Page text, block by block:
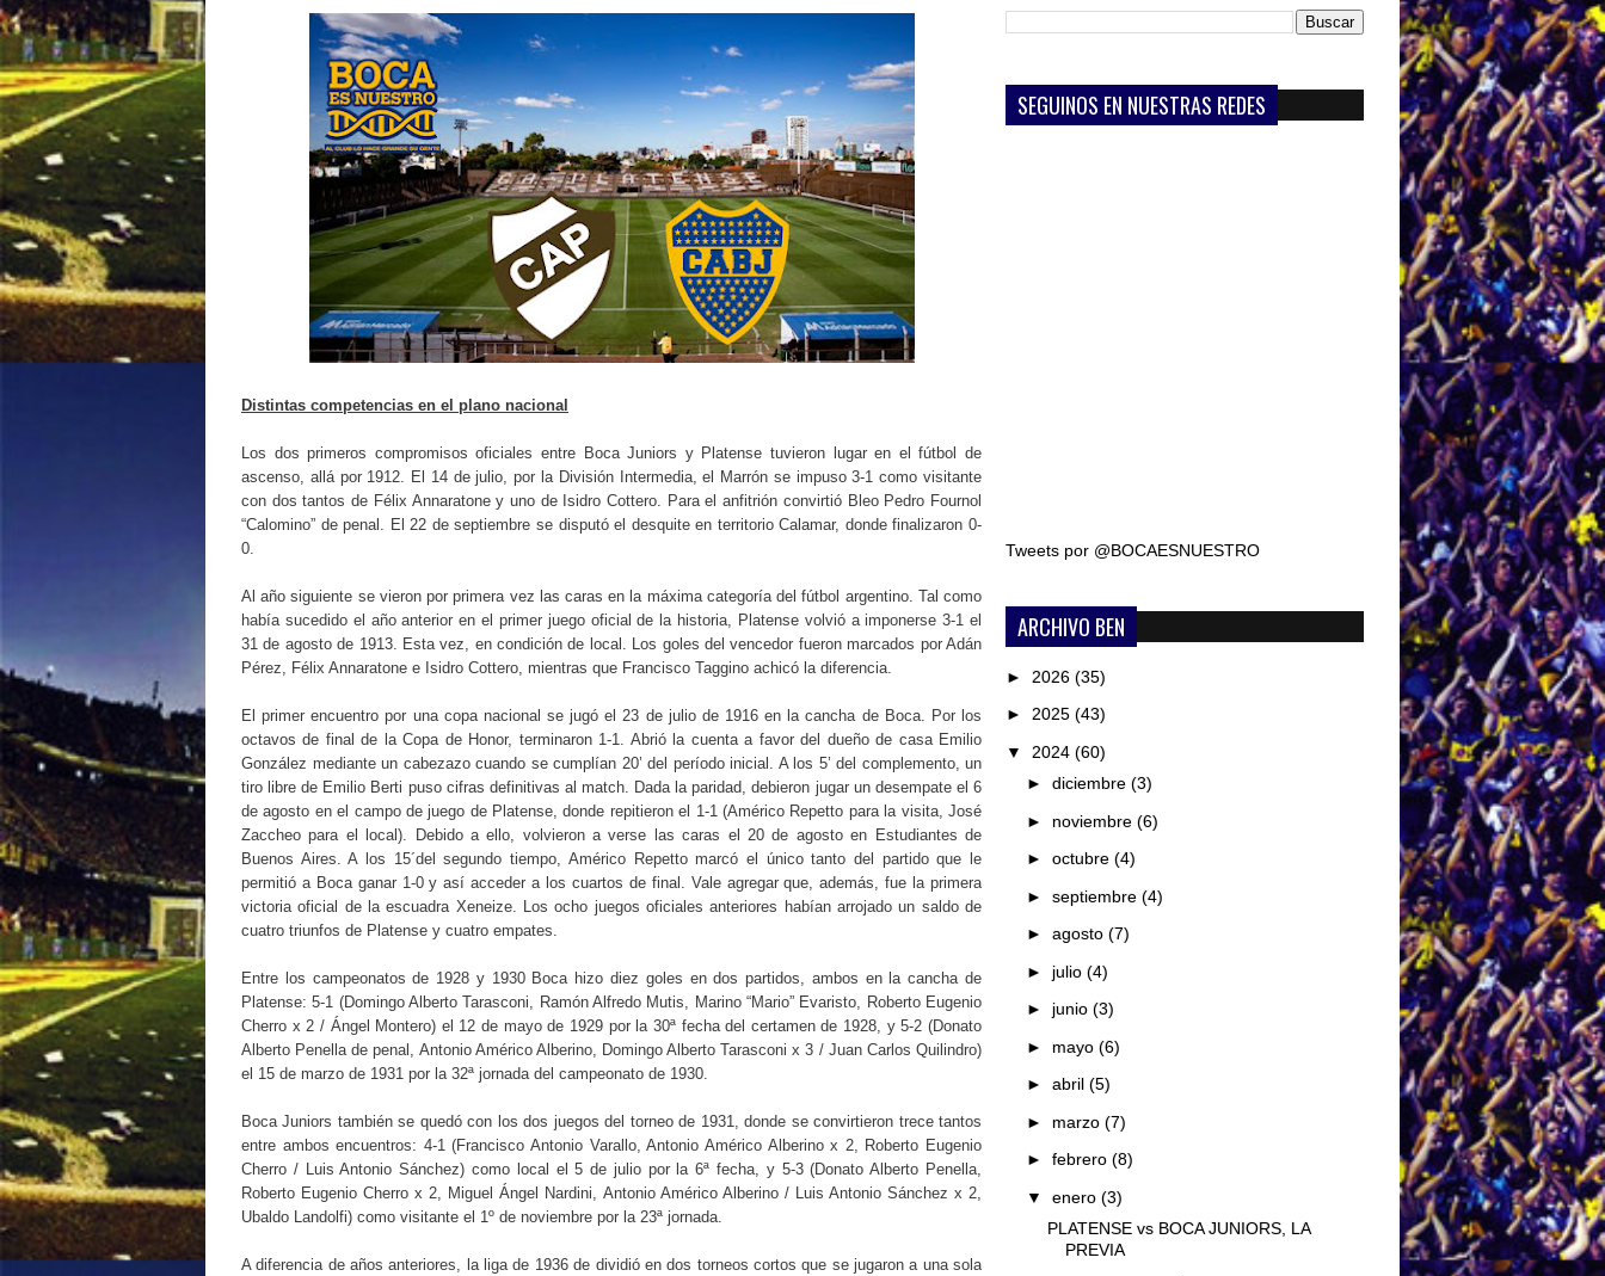
Distintas competencias en el plano nacional
Los dos primeros compromisos oficiales entre Boca Juniors y Platense tuvieron lugar en el fútbol de
ascenso, allá por 1912. El 14 de julio, por la División Intermedia, el Marrón se impuso 3-1 como visitante
con dos tantos de Félix Annaratone y uno de Isidro Cottero. Para el anfitrión convirtió Bleo Pedro Fournol
“Calomino” de penal. El 22 de septiembre se disputó el desquite en territorio Calamar, donde finalizaron 0-
0.
Al año siguiente se vieron por primera vez las caras en la máxima categoría del fútbol argentino. Tal como
había sucedido el año anterior en el primer juego oficial de la historia, Platense volvió a imponerse 3-1 el
31 de agosto de 1913. Esta vez, en condición de local. Los goles del vencedor fueron marcados por Adán
Pérez, Félix Annaratone e Isidro Cottero, mientras que Francisco Taggino achicó la diferencia.
El primer encuentro por una copa nacional se jugó el 23 de julio de 1916 en la cancha de Boca. Por los
octavos de final de la Copa de Honor, terminaron 1-1. Abrió la cuenta a favor del dueño de casa Emilio
González mediante un cabezazo cuando se cumplían 20’ del período inicial. A los 5’ del complemento, un
tiro libre de Emilio Berti puso cifras definitivas al match. Dada la paridad, debieron jugar un desempate el 6
de agosto en el campo de juego de Platense, donde repitieron el 1-1 (Américo Repetto para la visita, José
Zaccheo para el local). Debido a ello, volvieron a verse las caras el 20 de agosto en Estudiantes de
Buenos Aires. A los 15´del segundo tiempo, Américo Repetto marcó el único tanto del partido que le
permitió a Boca ganar 1-0 y así acceder a los cuartos de final. Vale agregar que, además, fue la primera
victoria oficial de la escuadra Xeneize. Los ocho juegos oficiales anteriores habían arrojado un saldo de
cuatro triunfos de Platense y cuatro empates.
Entre los campeonatos de 1928 y 1930 Boca hizo diez goles en dos partidos, ambos en la cancha de
Platense: 5-1 (Domingo Alberto Tarasconi, Ramón Alfredo Mutis, Marino “Mario” Evaristo, Roberto Eugenio
Cherro x 2 / Ángel Montero) el 12 de mayo de 1929 por la 30ª fecha del certamen de 1928, y 5-2 (Donato
Alberto Penella de penal, Antonio Américo Alberino, Domingo Alberto Tarasconi x 3 / Juan Carlos Quilindro)
el 15 de marzo de 1931 por la 32ª jornada del campeonato de 1930.
Boca Juniors también se quedó con los dos juegos del torneo de 1931, donde se convirtieron trece tantos
entre ambos encuentros: 4-1 (Francisco Antonio Varallo, Antonio Américo Alberino x 2, Roberto Eugenio
Cherro / Luis Antonio Sánchez) como local el 5 de julio por la 6ª fecha, y 5-3 (Donato Alberto Penella,
Roberto Eugenio Cherro x 2, Miguel Ángel Nardini, Antonio Américo Alberino / Luis Antonio Sánchez x 2,
Ubaldo Landolfi) como visitante el 1º de noviembre por la 23ª jornada.
A diferencia de años anteriores, la liga de 1936 de dividió en dos torneos cortos que se jugaron a una sola
SEGUINOS EN NUESTRAS REDES
Tweets por @BOCAESNUESTRO
ARCHIVO BEN
► 2026 (35)
► 2025 (43)
▼ 2024 (60)
► diciembre (3)
► noviembre (6)
► octubre (4)
► septiembre (4)
► agosto (7)
► julio (4)
► junio (3)
► mayo (6)
► abril (5)
► marzo (7)
► febrero (8)
▼ enero (3)
PLATENSE vs BOCA JUNIORS, LA
PREVIA